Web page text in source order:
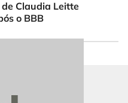
Claudia Leitte
o BBB